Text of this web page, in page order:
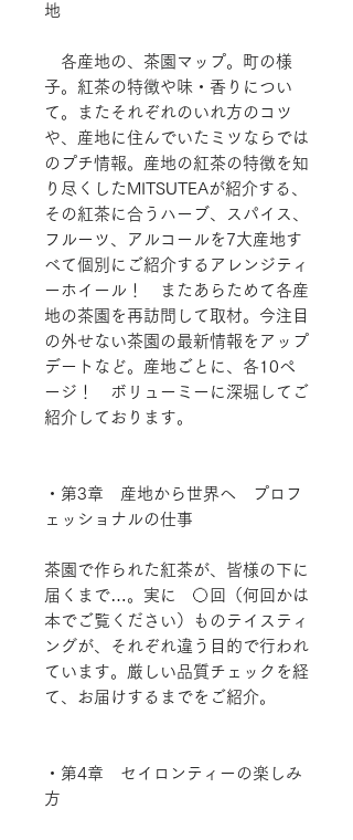
地
各産地の、茶園マップ。町の様
子。紅茶の特徴や味・香りについ
て。またそれぞれのいれ方のコツ
や、産地に住んでいたミツならでは
のプチ情報。産地の紅茶の特徴を知
り尽くしたMITSUTEAが紹介する、
その紅茶に合うハーブ、スパイス、
フルーツ、アルコールを7大産地す
べて個別にご紹介するアレンジティ
ーホイール！ またあらためて各産
地の茶園を再訪問して取材。今注目
の外せない茶園の最新情報をアップ
デートなど。産地ごとに、各10ペ
ージ！ ボリューミーに深堀してご
紹介しております。
・第3章 産地から世界へ プロフ
ェッショナルの仕事
茶園で作られた紅茶が、皆様の下に
届くまで…。実に 〇回（何回かは
本でご覧ください）ものテイスティ
ングが、それぞれ違う目的で行われ
ています。厳しい品質チェックを経
て、お届けするまでをご紹介。
・第4章 セイロンティーの楽しみ
方